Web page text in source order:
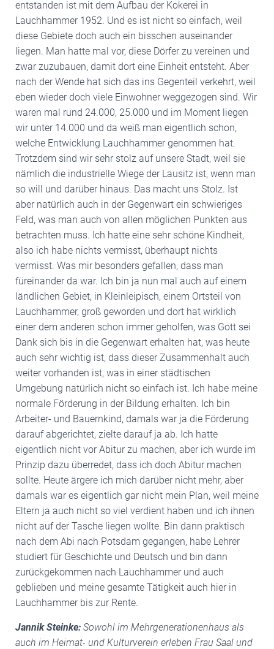
entstanden ist mit dem Aufbau der Kokerei in
Lauchhammer 1952. Und es ist nicht so einfach, weil
diese Gebiete doch auch ein bisschen auseinander
liegen. Man hatte mal vor, diese Dörfer zu vereinen und
zwar zuzubauen, damit dort eine Einheit entsteht. Aber
nach der Wende hat sich das ins Gegenteil verkehrt, weil
eben wieder doch viele Einwohner weggezogen sind. Wir
waren mal rund 24.000, 25.000 und im Moment liegen
wir unter 14.000 und da weiß man eigentlich schon,
welche Entwicklung Lauchhammer genommen hat.
Trotzdem sind wir sehr stolz auf unsere Stadt, weil sie
nämlich die industrielle Wiege der Lausitz ist, wenn man
so will und darüber hinaus. Das macht uns Stolz. Ist
aber natürlich auch in der Gegenwart ein schwieriges
Feld, was man auch von allen möglichen Punkten aus
betrachten muss. Ich hatte eine sehr schöne Kindheit,
also ich habe nichts vermisst, überhaupt nichts
vermisst. Was mir besonders gefallen, dass man
füreinander da war. Ich bin ja nun mal auch auf einem
ländlichen Gebiet, in Kleinleipisch, einem Ortsteil von
Lauchhammer, groß geworden und dort hat wirklich
einer dem anderen schon immer geholfen, was Gott sei
Dank sich bis in die Gegenwart erhalten hat, was heute
auch sehr wichtig ist, dass dieser Zusammenhalt auch
weiter vorhanden ist, was in einer städtischen
Umgebung natürlich nicht so einfach ist. Ich habe meine
normale Förderung in der Bildung erhalten. Ich bin
Arbeiter- und Bauernkind, damals war ja die Förderung
darauf abgerichtet, zielte darauf ja ab. Ich hatte
eigentlich nicht vor Abitur zu machen, aber ich wurde im
Prinzip dazu überredet, dass ich doch Abitur machen
sollte. Heute ärgere ich mich darüber nicht mehr, aber
damals war es eigentlich gar nicht mein Plan, weil meine
Eltern ja auch nicht so viel verdient haben und ich ihnen
nicht auf der Tasche liegen wollte. Bin dann praktisch
nach dem Abi nach Potsdam gegangen, habe Lehrer
studiert für Geschichte und Deutsch und bin dann
zurückgekommen nach Lauchhammer und auch
geblieben und meine gesamte Tätigkeit auch hier in
Lauchhammer bis zur Rente.
Jannik Steinke: Sowohl im Mehrgenerationenhaus als
auch im Heimat- und Kulturverein erleben Frau Saal und